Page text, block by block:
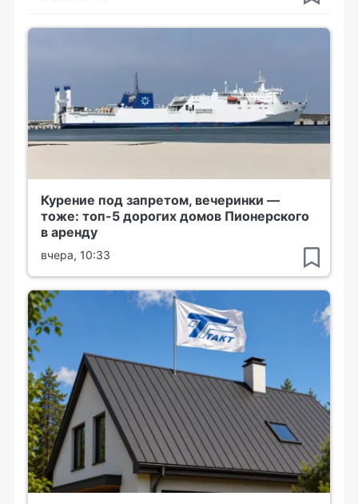
Курение под запретом, вечеринки —
тоже: топ-5 дорогих домов Пионерского
в аренду
вчера, 10:33